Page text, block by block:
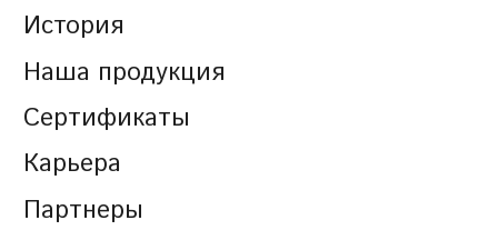
История
Наша продукция
Сертификаты
Карьера
Партнеры